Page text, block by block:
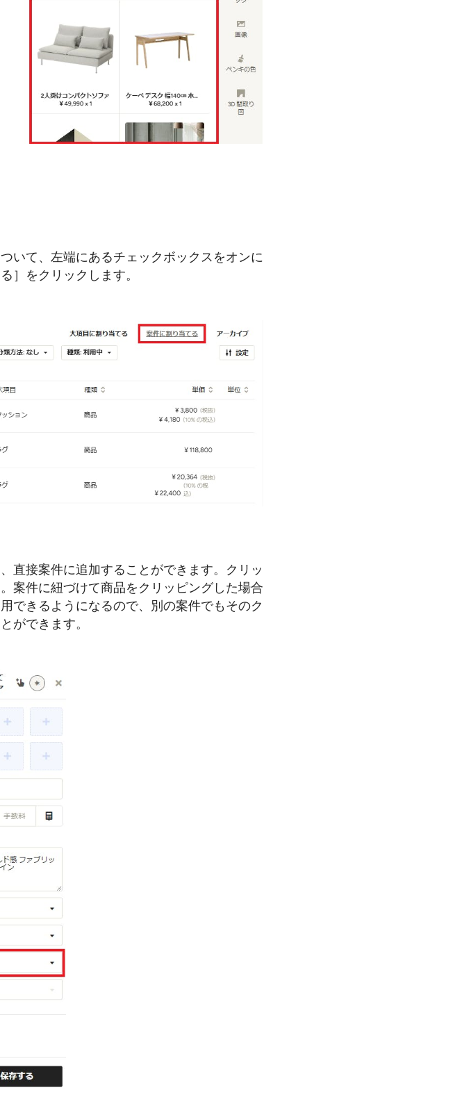
いて、左端にあるチェックボックスをオンに
］をクリックします。
直接案件に追加することができます。クリッ
案件に紐づけて商品をクリッピングした場合
できるようになるので、別の案件でもそのク
ができます。